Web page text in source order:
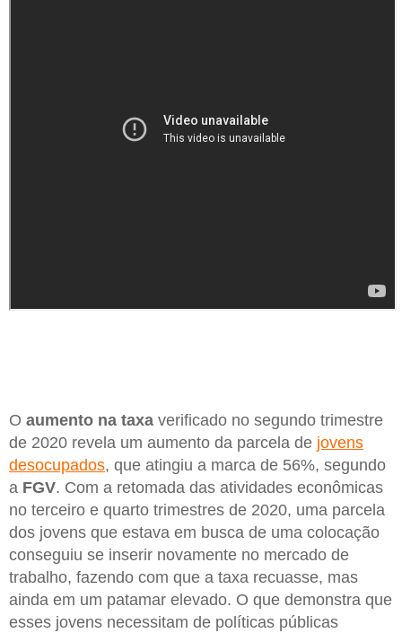
O aumento na taxa verificado no segundo trimestre
de 2020 revela um aumento da parcela de jovens
desocupados, que atingiu a marca de 56%, segundo
a FGV. Com a retomada das atividades econômicas
no terceiro e quarto trimestres de 2020, uma parcela
dos jovens que estava em busca de uma colocação
conseguiu se inserir novamente no mercado de
trabalho, fazendo com que a taxa recuasse, mas
ainda em um patamar elevado. O que demonstra que
esses jovens necessitam de políticas públicas